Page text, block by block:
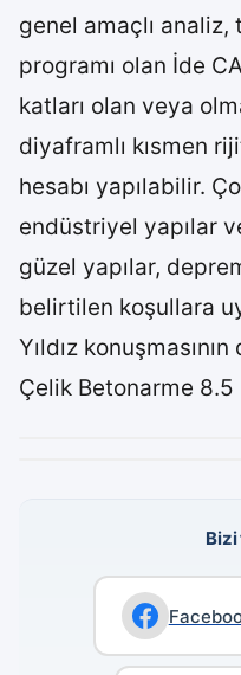
genel amaçlı analiz,
programı olan İde
katları olan veya
diyaframlı kısmen
hesabı yapılabilir.
endüstriyel yapılar
güzel yapılar,
belirtilen koşullara
Yıldız
Çelik Betonarme